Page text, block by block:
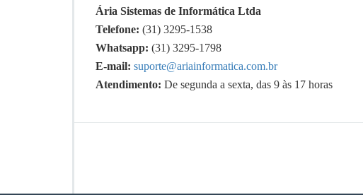
Ária Sistemas de Informática Ltda
Telefone: (31) 3295-1538
Whatsapp: (31) 3295-1798
E-mail: suporte@ariainformatica.com.br
Atendimento: De segunda a sexta, das 9 às 17 horas